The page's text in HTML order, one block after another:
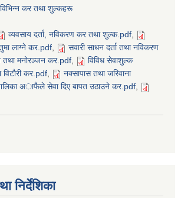
कर तथा शुल्कहरू
व्यवसाय दर्ता, नविकरण कर तथा शुल्क.pdf,
लाग्ने कर.pdf,
सवारी साधन दर्ता तथा नविकरण
तथा मनोरञ्जन कर.pdf,
विविध सेवाशुल्क
विटाैरी कर.pdf,
नक्सापास तथा जरिवाना
अाफैले सेवा दिए बापत उठाउने कर.pdf,
निर्देशिका